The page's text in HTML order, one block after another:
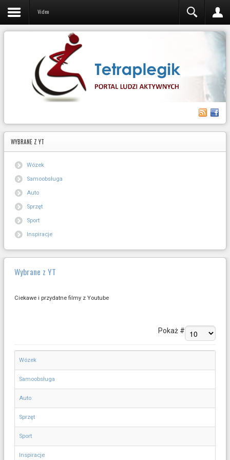
Video
Video
Wybrane z YT
Ciekawe i przydatne filmy z Youtube
Pokaż #
Wózek
Samoobsługa
Auto
Sprzęt
Sport
Inspiracje
WYBRANE Z YT
Wózek
Samoobsługa
Auto
Sprzęt
Sport
Inspiracje